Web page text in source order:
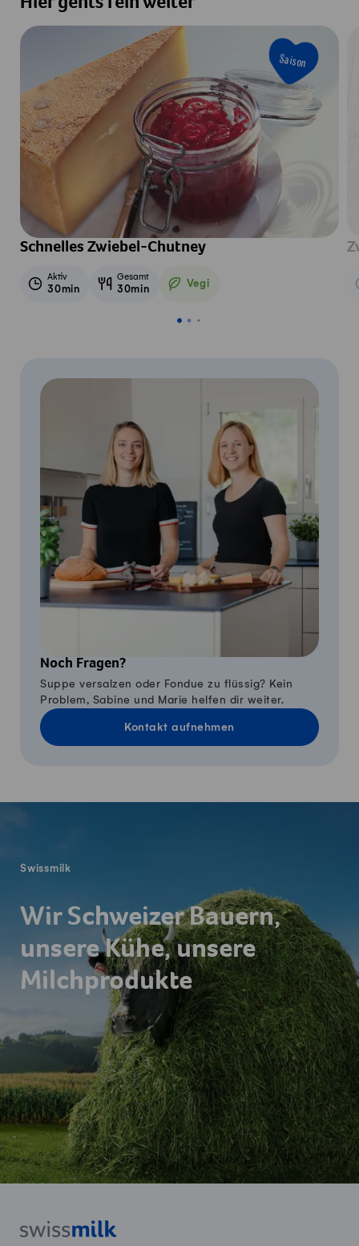
Saison
Schnelles Zwiebel-Chutney
Aktiv
30min
Gesamt
30min Vegi
Vegetarisch
Noch Fragen?
Suppe versalzen oder Fondue zu flüssig? Kein
Problem, Sabine und Marie helfen dir weiter.
Kontakt aufnehmen
Swissmilk
Wir Schweizer Bauern,
unsere Kühe, unsere
Milchprodukte